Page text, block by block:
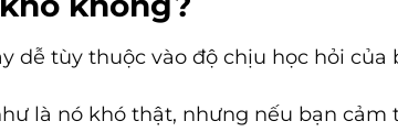
dễ tùy thuộc vào độ chịu học hỏi của
là nó khó thật, nhưng nếu bạn